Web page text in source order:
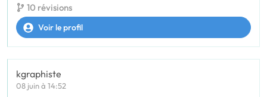
10 révisions
Voir le profil
kgraphiste
08 juin à 14:52